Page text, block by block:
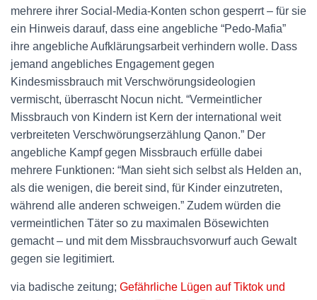
mehrere ihrer Social-Media-Konten schon gesperrt – für sie
ein Hinweis darauf, dass eine angebliche “Pedo-Mafia”
ihre angebliche Aufklärungsarbeit verhindern wolle. Dass
jemand angebliches Engagement gegen
Kindesmissbrauch mit Verschwörungsideologien
vermischt, überrascht Nocun nicht. “Vermeintlicher
Missbrauch von Kindern ist Kern der international weit
verbreiteten Verschwörungserzählung Qanon.” Der
angebliche Kampf gegen Missbrauch erfülle dabei
mehrere Funktionen: “Man sieht sich selbst als Helden an,
als die wenigen, die bereit sind, für Kinder einzutreten,
während alle anderen schweigen.” Zudem würden die
vermeintlichen Täter so zu maximalen Bösewichten
gemacht – und mit dem Missbrauchsvorwurf auch Gewalt
gegen sie legitimiert.
via badische zeitung; Gefährliche Lügen auf Tiktok und